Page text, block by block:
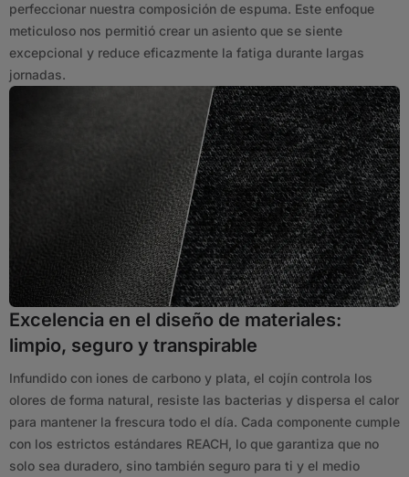
perfeccionar nuestra composición de espuma. Este enfoque
meticuloso nos permitió crear un asiento que se siente
excepcional y reduce eficazmente la fatiga durante largas
jornadas.
Excelencia en el diseño de materiales:
limpio, seguro y transpirable
Infundido con iones de carbono y plata, el cojín controla los
olores de forma natural, resiste las bacterias y dispersa el calor
para mantener la frescura todo el día. Cada componente cumple
con los estrictos estándares REACH, lo que garantiza que no
solo sea duradero, sino también seguro para ti y el medio